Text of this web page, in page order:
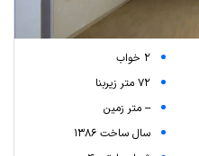
2 خواب
72 متر زیربنا
-- متر زمین
سال ساخت 1386